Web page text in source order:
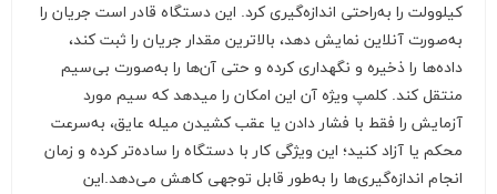
کیلوولت را به‌راحتی اندازه‌گیری کرد. این دستگاه قادر است جریان را
به‌صورت آنلاین نمایش دهد، بالاترین مقدار جریان را ثبت کند،
داده‌ها را ذخیره و نگهداری کرده و حتی آن‌ها را به‌صورت بی‌سیم
منتقل کند. کلمپ ویژه آن این امکان را میدهد که سیم مورد
آزمایش را فقط با فشار دادن یا عقب کشیدن میله عایق، به‌سرعت
محکم یا آزاد کنید؛ این ویژگی کار با دستگاه را ساده‌تر کرده و زمان
انجام اندازه‌گیری‌ها را به‌طور قابل توجهی کاهش می‌دهد.این